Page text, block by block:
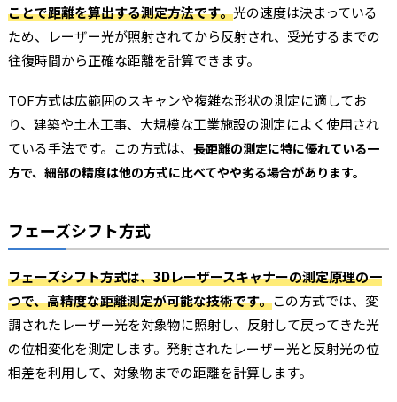
ことで距離を算出する測定方法です。光の速度は決まっている
ため、レーザー光が照射されてから反射され、受光するまでの
往復時間から正確な距離を計算できます。
TOF方式は広範囲のスキャンや複雑な形状の測定に適してお
り、建築や土木工事、大規模な工業施設の測定によく使用され
ている手法です。この方式は、 長距離の測定に特に優れている一
方で、細部の精度は他の方式に比べてやや劣る場合があります。
フェーズシフト方式
フェーズシフト方式は、3Dレーザースキャナーの測定原理の一
つで、高精度な距離測定が可能な技術です。この方式では、変
調されたレーザー光を対象物に照射し、反射して戻ってきた光
の位相変化を測定します。発射されたレーザー光と反射光の位
相差を利用して、対象物までの距離を計算します。